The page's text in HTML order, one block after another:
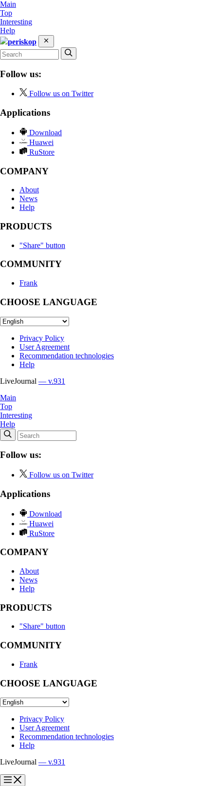
Main
Top
Interesting
Help
periskop
Follow us:
Follow us on Twitter
Applications
Download
Huawei
RuStore
COMPANY
About
News
Help
PRODUCTS
"Share" button
COMMUNITY
Frank
CHOOSE LANGUAGE
Privacy Policy
User Agreement
Recommendation technologies
Help
LiveJournal — v.931
Main
Top
Interesting
Help
Follow us:
Follow us on Twitter
Applications
Download
Huawei
RuStore
COMPANY
About
News
Help
PRODUCTS
"Share" button
COMMUNITY
Frank
CHOOSE LANGUAGE
Privacy Policy
User Agreement
Recommendation technologies
Help
LiveJournal — v.931
?
?